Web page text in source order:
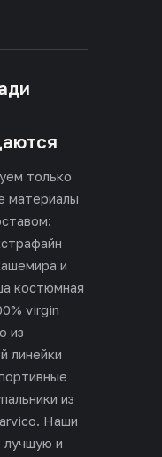
только
материалы
и
костюмная
virgin
из
линейки
из
Наши
и